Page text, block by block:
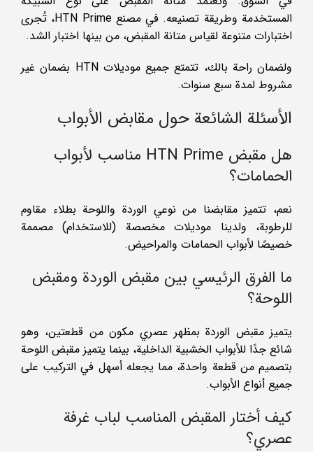
المستخدمة وطريقة تصنيعه. في مصنع HTN Prime، تُجرى
اختبارات متنوعة لقياس متانة المقبض، من بينها اختبار الشد.
ولضمان راحة بالك، تتمتع جميع موديلات HTN بضمان غير
مشروط لمدة سبع سنوات.
الأسئلة الشائعة حول مقابض الأبواب
هل مقبض HTN Prime مناسب لأبواب
الحمامات؟
نعم، تتميز مقابضنا من نوعي الوردة واللوحة بطلاء مقاوم
للرطوبة، ولدينا موديلات مخصصة (للاستخدام) مصممة
خصيصًا لأبواب الحمامات والمراحيض.
ما الفرق الرئيسي بين مقبض الوردة ومقبض
اللوحة؟
يتميز مقبض الوردة بمظهر عصري مكون من قطعتين، وهو
شائع جدًا للأبواب الخشبية الداخلية، بينما يتميز مقبض اللوحة
بتصميم من قطعة واحدة، مما يجعله أسهل في التركيب على
جميع أنواع الأبواب.
كيف أختار المقبض المناسب لباب غرفة
عصري؟